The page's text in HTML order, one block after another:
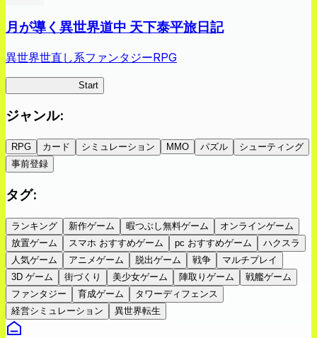
月が導く異世界道中 天下泰平旅日記
異世界世直し系ファンタジーRPG
Start
ジャンル:
RPG カード シミュレーション MMO パズル
シューティング
事前登録
タグ:
ランキング 新作ゲーム 暇つぶし無料ゲーム
オンラインゲーム
放置ゲーム
スマホ おすすめゲーム pc おすすめゲーム
ハクスラ
人気ゲーム
アニメゲーム 脱出ゲーム 戦争
マルチプレイ
3D ゲーム
街づくり 美少女ゲーム 陣取りゲーム
戦艦ゲーム
ファンタジー
育成ゲーム
タワーディフェンス
経営シミュレーション
異世界転生